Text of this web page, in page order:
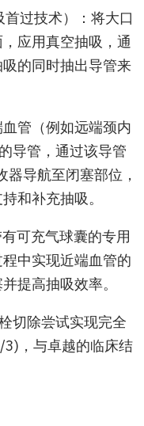
首过技术）：将大口
应用真空抽吸，通
的同时抽出导管来
血管（例如远端颈内
导管，通过该导管
导航至闭塞部位，
和补充抽吸。
有可充气球囊的专用
中实现近端血管的
提高抽吸效率。
切除尝试实现完全
，与卓越的临床结